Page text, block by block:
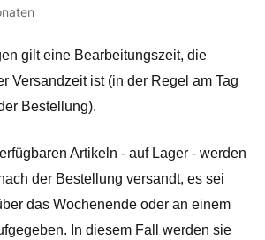
gilt eine Bearbeitungszeit, die
Versandzeit ist (in der Regel am Tag
Bestellung).
der Bestellung versandt, es sei
das Wochenende oder an einem
In diesem Fall werden sie